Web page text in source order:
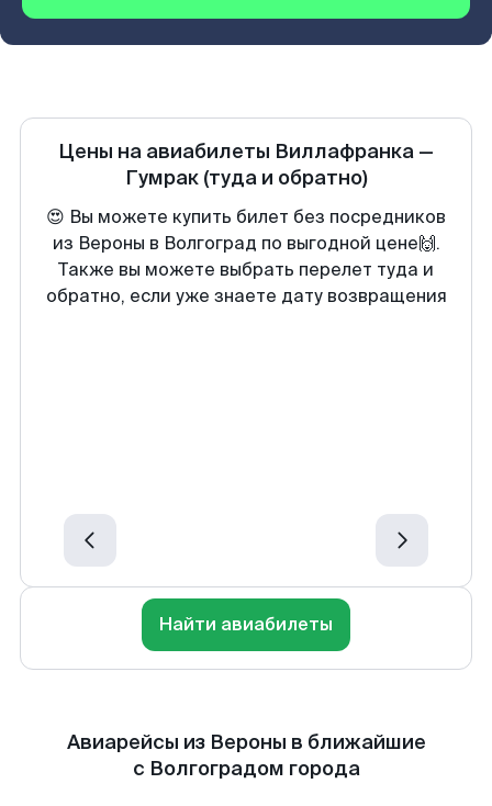
Цены на авиабилеты Виллафранка —
Гумрак (туда и обратно)
😍 Вы можете купить билет без посредников
из Вероны в Волгоград по выгодной цене🙌.
Также вы можете выбрать перелет туда и
обратно, если уже знаете дату возвращения
Найти авиабилеты
Авиарейсы из Вероны в ближайшие
с Волгоградом города